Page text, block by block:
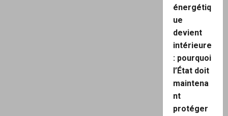
énergétiq
ue
devient
intérieure
: pourquoi
l’État doit
maintena
nt
protéger